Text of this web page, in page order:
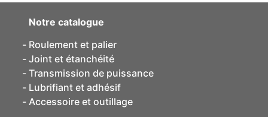
Notre catalogue
Roulement et palier
Joint et étanchéité
Transmission de puissance
Lubrifiant et adhésif
Accessoire et outillage